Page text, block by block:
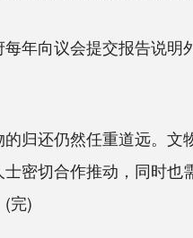
向议会提交报告说明
还仍然任重道远。文
密切合作推动，同时
(完)